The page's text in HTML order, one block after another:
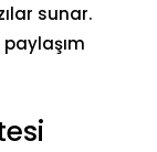
sunar.